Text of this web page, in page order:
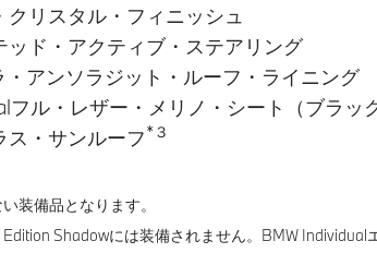
クリスタル・フィニッシュ
ッド・アクティブ・ステアリング
・アンソラジット・ルーフ・ライニング
フル・レザー・メリノ・シート（ブラック
ス・サンルーフ*３
装備品となります。
Shadowには装備されません。BMW